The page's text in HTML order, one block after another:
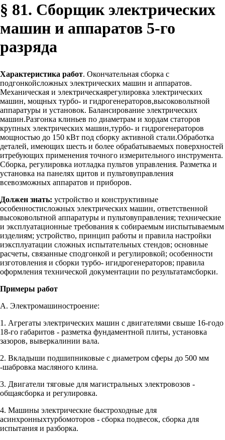
§ 81. Сборщик электрических
машин и аппаратов 5-го
разряда
Характеристика работ. Окончательная сборка с
подгонкойсложных электрических машин и аппаратов.
Механическая и электрическаярегулировка электрических
машин, мощных турбо- и гидрогенераторов,высоковольтной
аппаратуры и установок. Балансирование электрических
машин.Разгонка клиньев по диаметрам и хордам статоров
крупных электрических машин,турбо- и гидрогенераторов
мощностью до 150 кВт под сборку активной стали.Обработка
деталей, имеющих шесть и более обрабатываемых поверхностей
итребующих применения точного измерительного инструмента.
Сборка, регулировка иотладка пультов управления. Разметка и
установка на панелях щитов и пультовуправления
всевозможных аппаратов и приборов.
Должен знать: устройство и конструктивные
особенностисложных электрических машин, ответственной
высоковольтной аппаратуры и пультовуправления; технические
и эксплуатационные требования к собираемым ииспытываемым
изделиям; устройство, принцип работы и правила настройки
иэксплуатации сложных испытательных стендов; основные
расчеты, связанные сподгонкой и регулировкой; особенности
изготовления и сборки турбо- игидрогенераторов; правила
оформления технической документации по результатамсборки.
Примеры работ
А. Электромашиностроение:
1. Агрегаты электрических машин с двигателями свыше 16-годо
18-го габаритов - разметка фундаментной плиты, установка
зазоров, выверкалинии вала.
2. Вкладыши подшипниковые с диаметром сферы до 500 мм
-шабровка масляного клина.
3. Двигатели тяговые для магистральных электровозов -
общаясборка и регулировка.
4. Машины электрические быстроходные для
асинхронныхтурбомоторов - сборка подвесок, сборка для
испытания и разборка.